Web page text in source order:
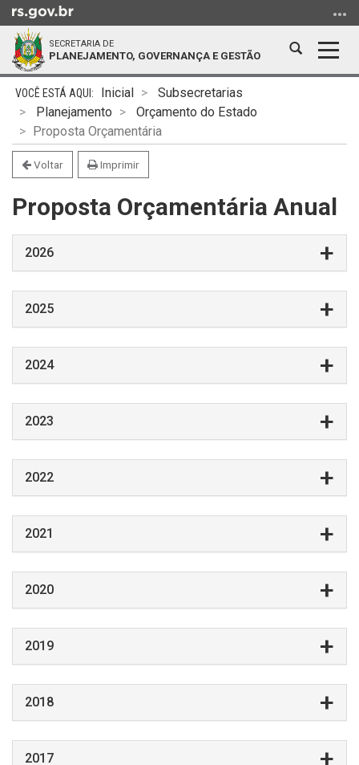
para
conteúdo
menu
para
busca
SECRETARIA DE
PLANEJAMENTO, GOVERNANÇA E GESTÃO
Abrir
Início
conteúdo
Inicial
Subsecretarias
Planejamento
Orçamento do Estado
Proposta Orçamentária
Voltar Imprimir
Proposta Orçamentária Anual
2026
2025
2024
2023
2022
2021
2020
2019
2018
2017